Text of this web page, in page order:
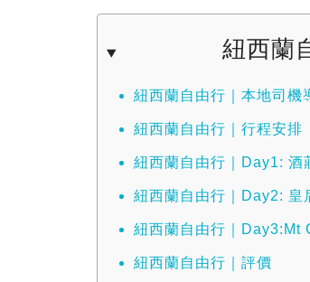
紐西蘭
紐西蘭自由行｜本地司機
紐西蘭自由行｜行程安排
紐西蘭自由行｜Day1: 酒
紐西蘭自由行｜Day2:
紐西蘭自由行｜Day3:Mt
紐西蘭自由行｜評價